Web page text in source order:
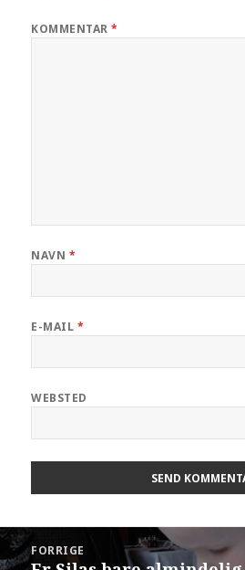
KOMMENTAR*
NAVN *
E-MAIL *
WEBSTED
FORRIGE